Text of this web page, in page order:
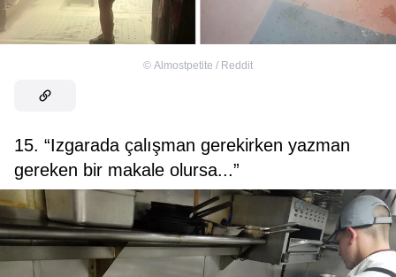
© Almostpetite / Reddit
15. “Izgarada çalışman gerekirken yazman
gereken bir makale olursa...”